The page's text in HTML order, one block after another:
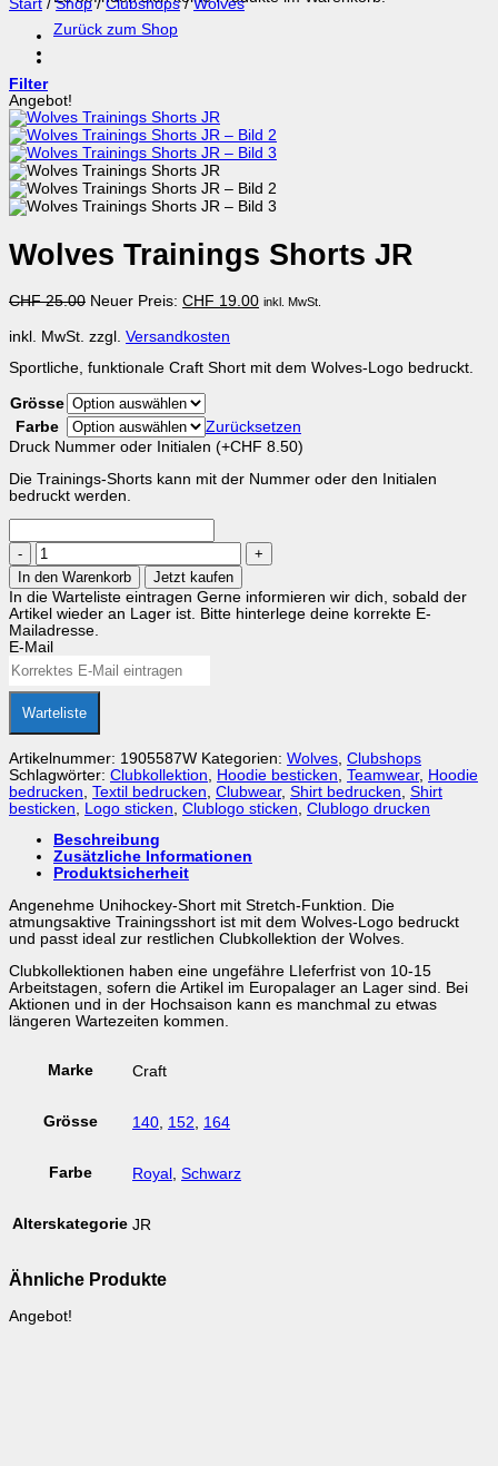
Zurück zum Shop
Start / Shop / Clubshops / Wolves
Filter
Angebot!
Wolves Trainings Shorts JR
CHF25.00 Ursprünglicher
war:
CHF 25.00
Neuer Preis: CHF 19.00Aktueller
inkl. MwSt.
inkl. MwSt. zzgl. Versandkosten
Sportliche, funktionale Craft Short mit dem Wolves-Logo bedruckt.
Grösse
Farbe
Zurücksetzen
Druck Nummer oder Initialen (+CHF 8.50)
Die Trainings-Shorts kann mit der Nummer oder den Initialen
bedruckt werden.
Wolves
Trainings
Shorts
JR
Menge
In den Warenkorb
Jetzt kaufen
In die Warteliste eintragen Gerne informieren wir dich, sobald der
Artikel wieder an Lager ist. Bitte hinterlege deine korrekte E-
Mailadresse.
E-Mail
Warteliste
Artikelnummer: 1905587W Kategorien: Wolves Clubshops
Schlagwörter: Clubkollektion Hoodie besticken Teamwear, Hoodie
bedrucken Textil bedrucken Clubwear, Shirt bedrucken Shirt
besticken
Logo sticken Clublogo sticken Clublogo drucken
Beschreibung
Zusätzliche Informationen
Produktsicherheit
Angenehme Unihockey-Short mit Stretch-Funktion. Die
atmungsaktive Trainingsshort ist mit dem Wolves-Logo bedruckt
und passt ideal zur restlichen Clubkollektion der Wolves.
Clubkollektionen haben eine ungefähre LIeferfrist von 10-15
Arbeitstagen, sofern die Artikel im Europalager an Lager sind. Bei
Aktionen und in der Hochsaison kann es manchmal zu etwas
längeren Wartezeiten kommen.
Marke Craft
Grösse 140 152 164
Farbe Royal Schwarz
Alterskategorie JR
Ähnliche Produkte
Angebot!